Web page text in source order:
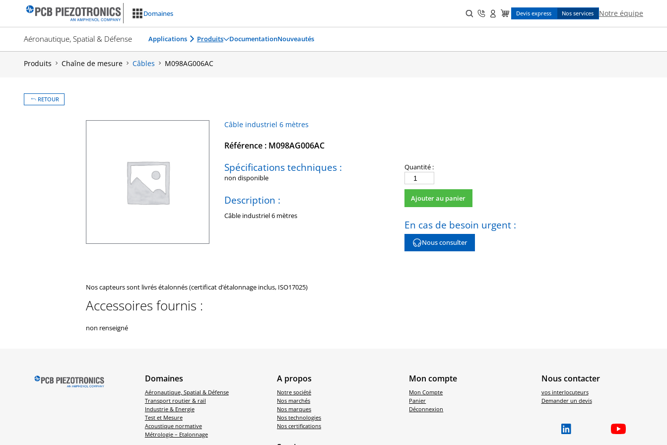
Domaines
Search
for:
Devis express Nos services Notre équipe
Aéronautique, Spatial & Défense Applications Produits DocumentationNouveautés
Produits Chaîne de mesure Câbles M098AG006AC
RETOUR
Câble industriel 6 mètres
Référence : M098AG006AC
Spécifications techniques :
non disponible
Description :
Câble industriel 6 mètres
Quantité :
quantité
de
M098AG006AC
Ajouter au panier
En cas de besoin urgent :
Nous consulter
Nos capteurs sont livrés étalonnés (certificat d’étalonnage inclus, ISO17025)
Accessoires fournis :
non renseigné
Domaines
Aéronautique, Spatial & Défense
Transport routier & rail
Industrie & Energie
Test et Mesure
Acoustique normative
Métrologie – Etalonnage
A propos
Notre société
Nos marchés
Nos marques
Nos technologies
Nos certifications
Mon compte
Mon Compte
Panier
Déconnexion
Nous contacter
vos interlocuteurs
Demander un devis